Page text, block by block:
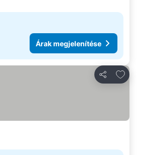
Árak megjelenítése
Megosztás